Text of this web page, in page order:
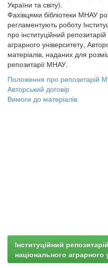
України та світу).
Фахівцями бібліотеки МНАУ
регламентують роботу
про інституційний
аграрного університету,
матеріалів, наданих для
репозитарії МНАУ.
Положення про репозитарій
Авторський договір
Вимоги до матеріалів
Інституційний
національного аграрного